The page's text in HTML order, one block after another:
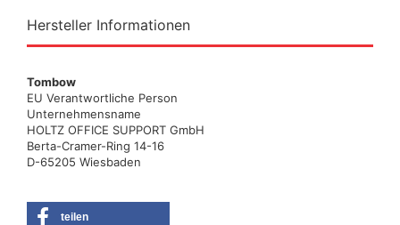
Hersteller Informationen
Tombow
EU Verantwortliche Person
Unternehmensname
HOLTZ OFFICE SUPPORT GmbH
Berta-Cramer-Ring 14-16
D-65205 Wiesbaden
teilen